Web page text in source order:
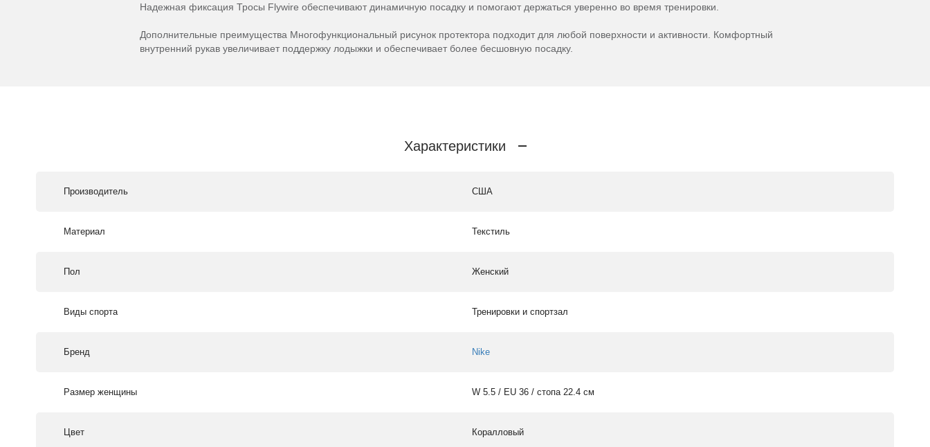
Надежная фиксация Тросы Flywire обеспечивают динамичную посадку и помогают держаться уверенно во время тренировки.
Дополнительные преимущества Многофункциональный рисунок протектора подходит для любой поверхности и активности. Комфортный
внутренний рукав увеличивает поддержку лодыжки и обеспечивает более бесшовную посадку.
Характеристики
Производитель США
Материал Текстиль
Пол Женский
Виды спорта Тренировки и спортзал
Бренд Nike
Размер женщины W 5.5 / EU 36 / стопа 22.4 см
Цвет Коралловый